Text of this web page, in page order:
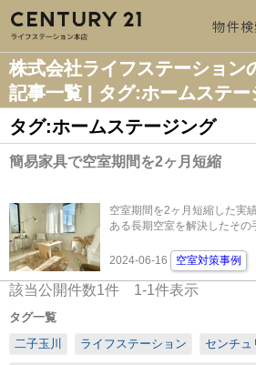
物件
株式会社ライフステーション
記事一覧 | タグ:ホームステー
タグ:ホームステージング
簡易家具で空室期間を2ヶ月短縮
空室期間を2ヶ月短縮した実
ある長期空室を解決したその
2024-06-16 空室対策事例
該当公開件数1件 1-1件表示
タグ一覧
二子玉川
ライフステーション センチュ